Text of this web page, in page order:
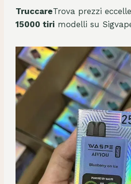
TruccareTrova prezzi
15000 tiri modelli su